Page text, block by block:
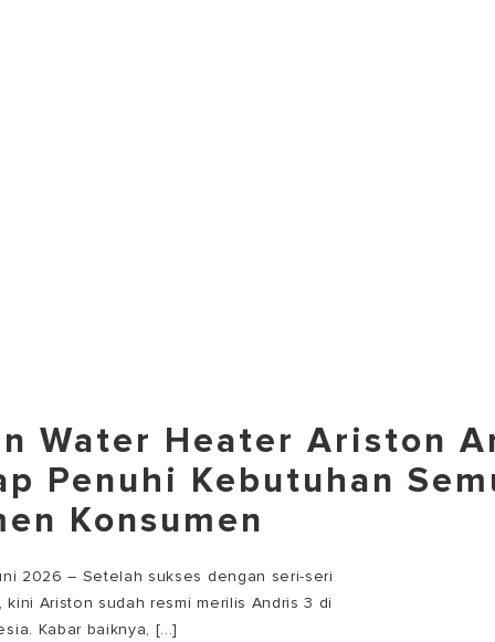
Water Heater Ariston
Penuhi Kebutuhan
Konsumen
2026 – Setelah sukses dengan seri-seri
kini Ariston sudah resmi merilis Andris 3 di
Kabar baiknya, [...]